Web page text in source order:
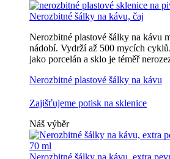
Nerozbitné šálky na kávu, čaj
Nerozbitné plastové šálky na kávu
nádobí. Vydrží až 500 mycích
jako porcelán a sklo je téměř
Nerozbitné plastové šálky na kávu
Zajišťujeme potisk na sklenice
Náš výběr
Nerozbitné šálky na kávu, extra